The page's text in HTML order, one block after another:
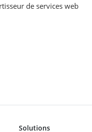
de services web
Solutions